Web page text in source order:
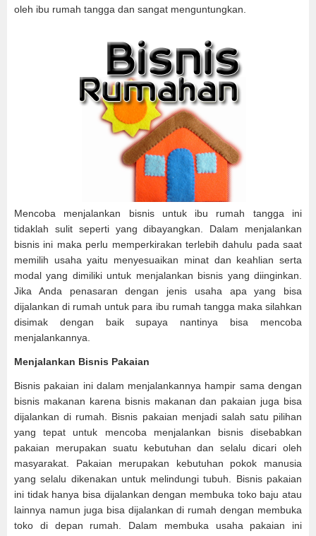
oleh ibu rumah tangga dan sangat menguntungkan.
Mencoba menjalankan bisnis untuk ibu rumah tangga ini
tidaklah sulit seperti yang dibayangkan. Dalam menjalankan
bisnis ini maka perlu memperkirakan terlebih dahulu pada saat
memilih usaha yaitu menyesuaikan minat dan keahlian serta
modal yang dimiliki untuk menjalankan bisnis yang diinginkan.
Jika Anda penasaran dengan jenis usaha apa yang bisa
dijalankan di rumah untuk para ibu rumah tangga maka silahkan
disimak dengan baik supaya nantinya bisa mencoba
menjalankannya.
Menjalankan Bisnis Pakaian
Bisnis pakaian ini dalam menjalankannya hampir sama dengan
bisnis makanan karena bisnis makanan dan pakaian juga bisa
dijalankan di rumah. Bisnis pakaian menjadi salah satu pilihan
yang tepat untuk mencoba menjalankan bisnis disebabkan
pakaian merupakan suatu kebutuhan dan selalu dicari oleh
masyarakat. Pakaian merupakan kebutuhan pokok manusia
yang selalu dikenakan untuk melindungi tubuh. Bisnis pakaian
ini tidak hanya bisa dijalankan dengan membuka toko baju atau
lainnya namun juga bisa dijalankan di rumah dengan membuka
toko di depan rumah. Dalam membuka usaha pakaian ini